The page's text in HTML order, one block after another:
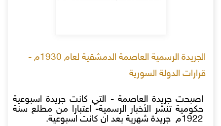
الجريدة الرسمية العاصمة الدمشقية لعام 1930م -
قرارات الدولة السورية
اصبحت جريدة العاصمة - التي كانت جريدة اسبوعية
حكومية تنشر الأخبار الرسمية- اعتبارا من مطلع سنة
1922م جريدة شهرية بعد ان كانت اسبوعية.